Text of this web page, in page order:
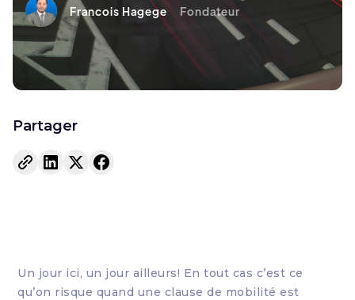
Francois Hagege Fondateur
Partager
Un jour ici, un jour ailleurs! En tout cas c’est ce
qu’on risque quand une clause de mobilité est